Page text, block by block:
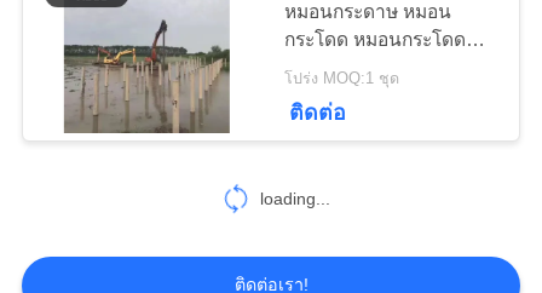
พีลไดรเวอร์ โลงบูม
54
หมอนกระดาษ หมอน
กระโดด หมอนกระโดด
หมอนกระโดด หมอน
โปร่ง MOQ:1 ชุด
ติดต่อ
loading...
ติดต่อเรา!